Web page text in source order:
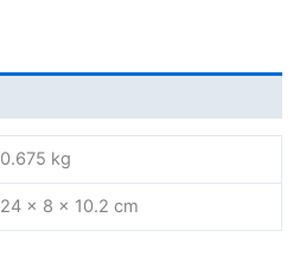
0.675 kg
24 × 8 × 10.2 cm